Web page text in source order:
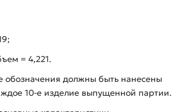
= 4,221.
обозначения должны быть нанесены
10-е изделие выпущенной партии.